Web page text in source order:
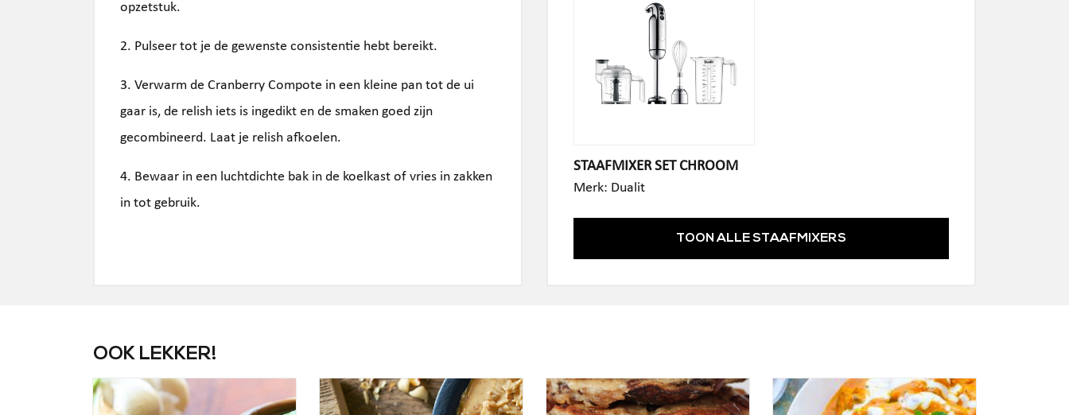
opzetstuk.
2. Pulseer tot je de gewenste consistentie hebt bereikt.
3. Verwarm de Cranberry Compote in een kleine pan tot de ui
gaar is, de relish iets is ingedikt en de smaken goed zijn
gecombineerd. Laat je relish afkoelen.
4. Bewaar in een luchtdichte bak in de koelkast of vries in zakken
in tot gebruik.
STAAFMIXER SET CHROOM
Merk: Dualit
TOON ALLE STAAFMIXERS
OOK LEKKER!